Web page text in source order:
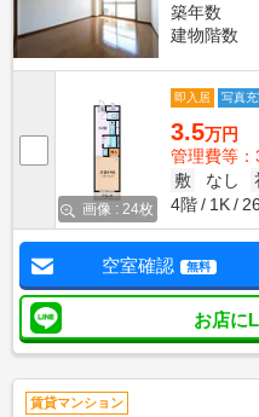
築年数
建物階数
画像 : 24枚
即入居 写真
3.5万円
管理費等：
敷
なし
4階
1K
空室確認 無料
お店に
賃貸マンション